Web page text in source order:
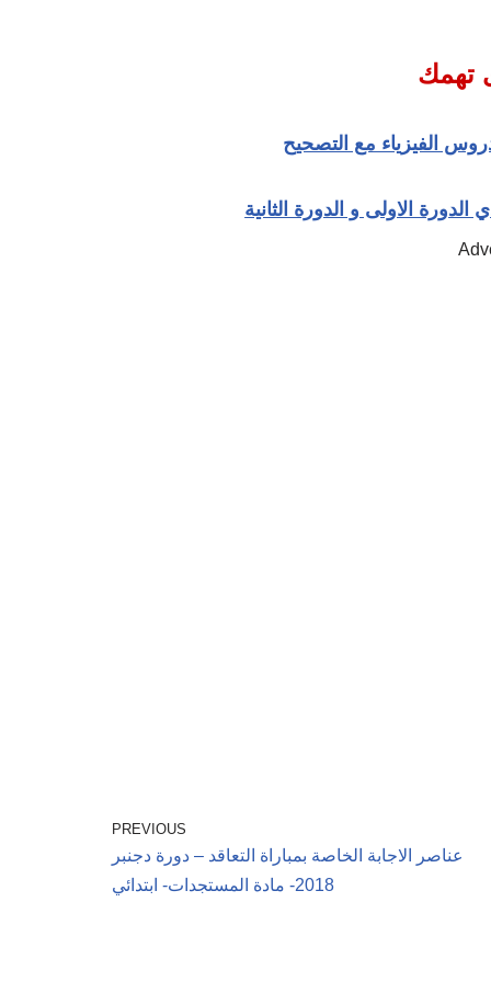
تهمك
الفيزياء مع التصحيح
الاولى و الدورة الثانية
PREVIOUS
عناصر الاجابة الخاصة بمباراة التعاقد – دورة دجنبر
2018- مادة المستجدات- ابتدائي